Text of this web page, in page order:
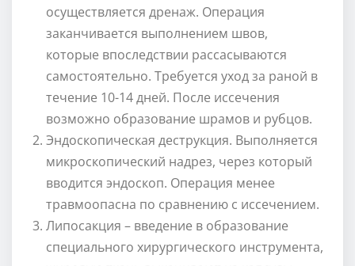
осуществляется дренаж. Операция
заканчивается выполнением швов,
которые впоследствии рассасываются
самостоятельно. Требуется уход за раной в
течение 10-14 дней. После иссечения
возможно образование шрамов и рубцов.
Эндоскопическая деструкция. Выполняется
микроскопический надрез, через который
вводится эндоскоп. Операция менее
травмоопасна по сравнению с иссечением.
Липосакция – введение в образование
специального хирургического инструмента,